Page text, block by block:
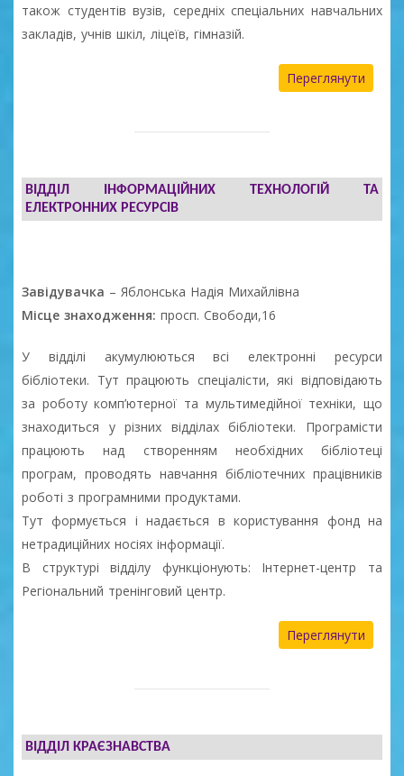
також студентів вузів, середніх спеціальних навчальних
закладів, учнів шкіл, ліцеїв, гімназій.
Переглянути
ВІДДІЛ ІНФОРМАЦІЙНИХ ТЕХНОЛОГІЙ ТА
ЕЛЕКТРОННИХ РЕСУРСІВ
Завідувачка – Яблонська Надія Михайлівна
Місце знаходження: просп. Свободи,16
У відділі акумулюються всі електронні ресурси
бібліотеки. Тут працюють спеціалісти, які відповідають
за роботу комп’ютерної та мультимедійної техніки, що
знаходиться у різних відділах бібліотеки. Програмісти
працюють над створенням необхідних бібліотеці
програм, проводять навчання бібліотечних працівників
роботі з програмними продуктами.
Тут формується і надається в користування фонд на
нетрадиційних носіях інформації.
В структурі відділу функціонують: Інтернет-центр та
Регіональний тренінговий центр.
Переглянути
ВІДДІЛ КРАЄЗНАВСТВА